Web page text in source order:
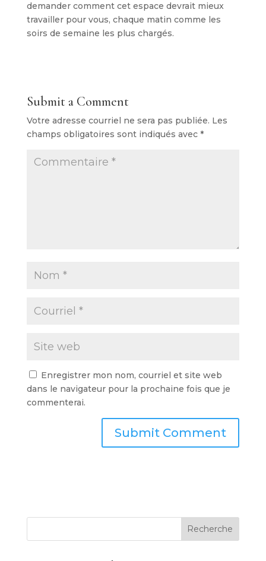
demander comment cet espace devrait mieux
travailler pour vous, chaque matin comme les
soirs de semaine les plus chargés.
Submit a Comment
Votre adresse courriel ne sera pas publiée. Les
champs obligatoires sont indiqués avec *
Enregistrer mon nom, courriel et site web
dans le navigateur pour la prochaine fois que je
commenterai.
Recherche